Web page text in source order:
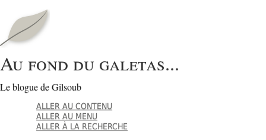
Au fond du galetas...
Le blogue de Gilsoub
ALLER AU CONTENU
ALLER AU MENU
ALLER À LA RECHERCHE